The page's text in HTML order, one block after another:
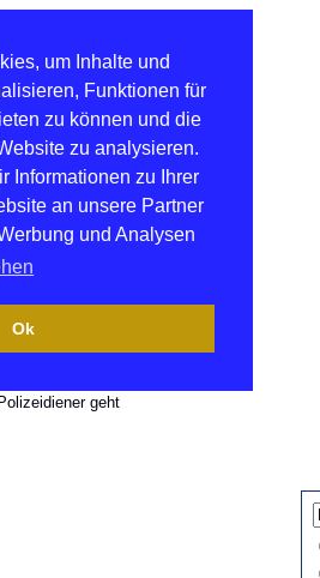
um Inhalte und
Funktionen für
zu können und die
zu analysieren.
Informationen zu Ihrer
an unsere Partner
und Analysen
Ok
geht